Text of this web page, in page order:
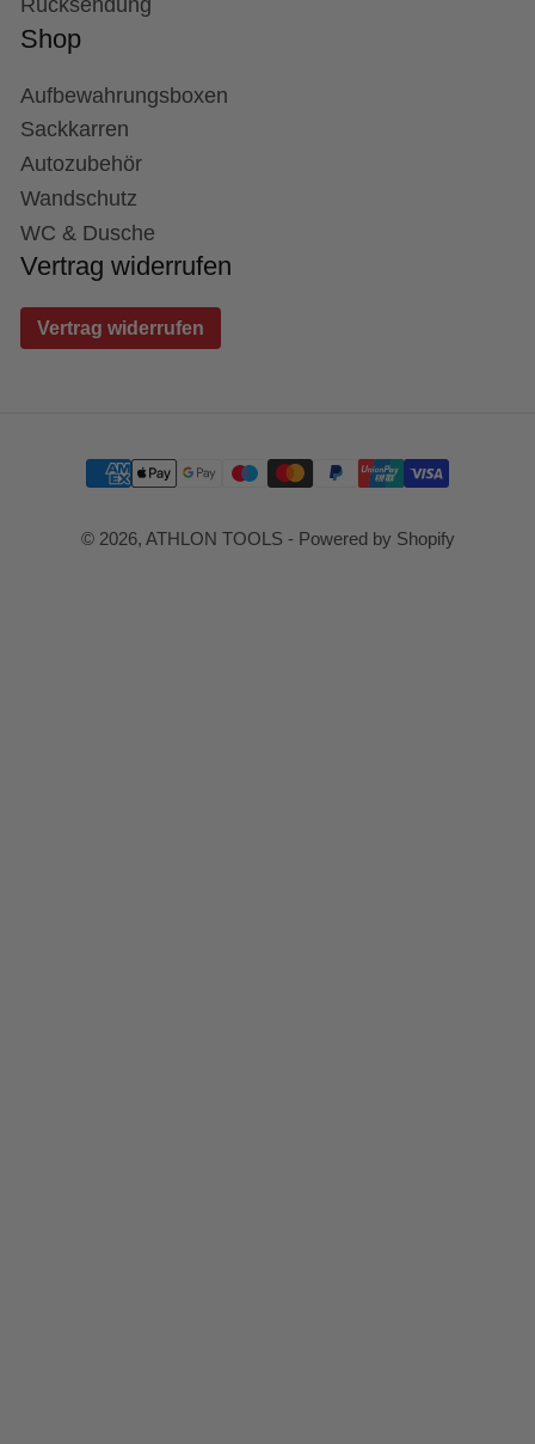
Shop
Aufbewahrungsboxen
Sackkarren
Autozubehör
Wandschutz
WC & Dusche
Vertrag widerrufen
Vertrag widerrufen
Zahlungsmethoden
© 2026, ATHLON TOOLS - Powered by Shopify